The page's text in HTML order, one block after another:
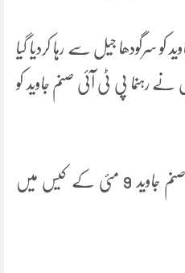
سرگودھا جیل سے رہا کردیا گیا
نے رہنما پی ٹی آئی صنم جاوید کو
گوجرانوالہ پولیس کا کہنا ہے کہ صنم جاوید 9 مئی کے کیس میں